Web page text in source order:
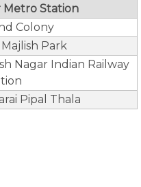
Metro Station
Colony
Park
Nagar Indian Railway
Pipal Thala